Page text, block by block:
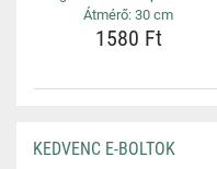
Átmérő: 30 cm
1580 Ft
KEDVENC E-BOLTOK